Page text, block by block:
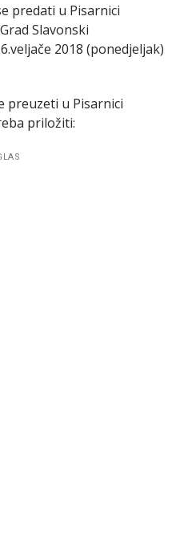
predati u Pisarnici
Slavonski
2018 (ponedjeljak)
preuzeti u Pisarnici
priložiti: